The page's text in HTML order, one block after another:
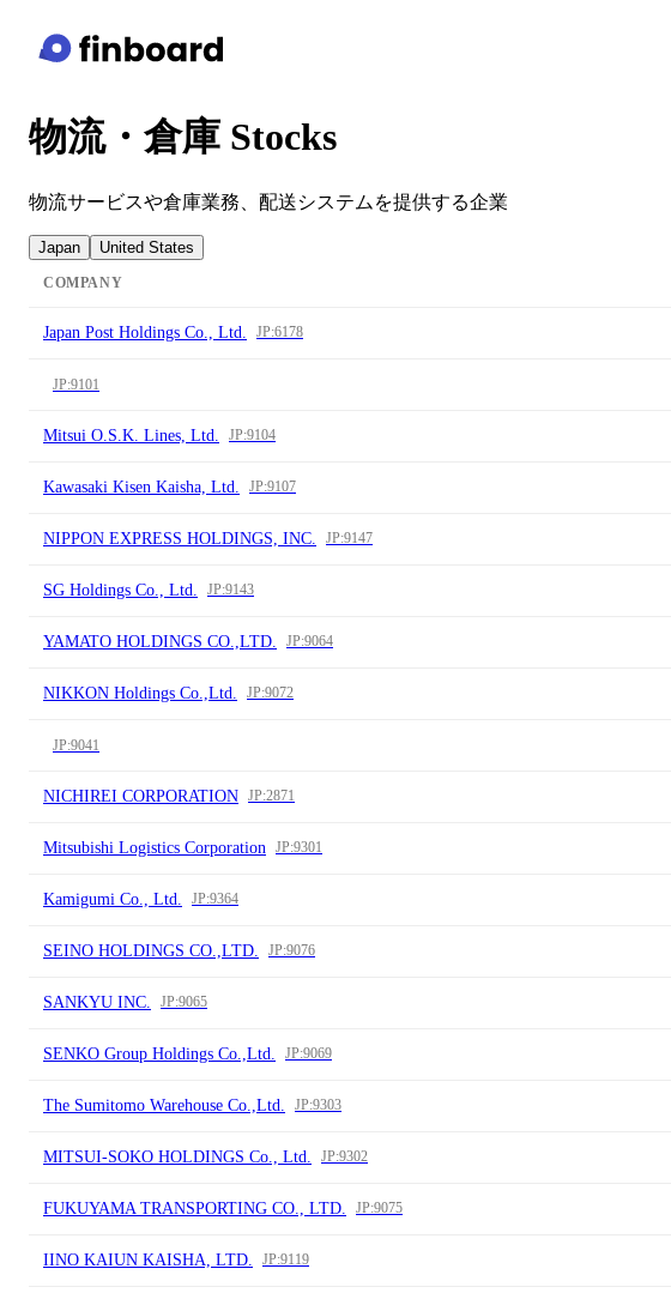
物流・倉庫 Stocks
物流サービスや倉庫業務、配送システムを提供する企業
Japan United States
COMPANY
Japan Post Holdings Co., Ltd. JP:6178
JP:9101
Mitsui O.S.K. Lines, Ltd. JP:9104
Kawasaki Kisen Kaisha, Ltd. JP:9107
NIPPON EXPRESS HOLDINGS, INC. JP:9147
SG Holdings Co., Ltd. JP:9143
YAMATO HOLDINGS CO.,LTD. JP:9064
NIKKON Holdings Co.,Ltd. JP:9072
JP:9041
NICHIREI CORPORATION JP:2871
Mitsubishi Logistics Corporation JP:9301
Kamigumi Co., Ltd. JP:9364
SEINO HOLDINGS CO.,LTD. JP:9076
SANKYU INC. JP:9065
SENKO Group Holdings Co.,Ltd. JP:9069
The Sumitomo Warehouse Co.,Ltd. JP:9303
MITSUI-SOKO HOLDINGS Co., Ltd. JP:9302
FUKUYAMA TRANSPORTING CO., LTD. JP:9075
IINO KAIUN KAISHA, LTD. JP:9119